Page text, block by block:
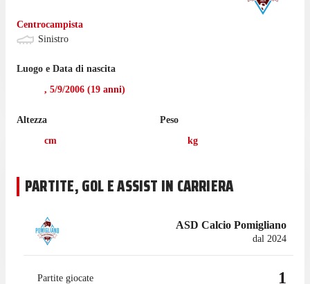
Centrocampista
Sinistro
Luogo e Data di nascita
, 5/9/2006 (19 anni)
Altezza
cm
Peso
kg
PARTITE, GOL E ASSIST IN CARRIERA
ASD Calcio Pomigliano
dal 2024
Partite giocate 1